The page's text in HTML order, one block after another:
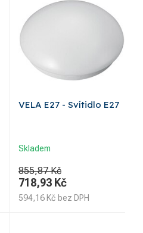
VELA E27 - Svítidlo E27
Skladem
855,87 Kč
718,93 Kč
594,16 Kč bez DPH